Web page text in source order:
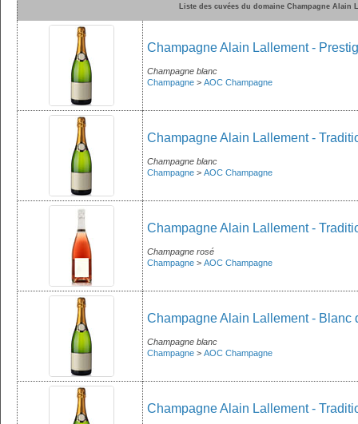
Liste des cuvées du domaine Champagne Alain
Champagne Alain Lallement -
Champagne blanc
Champagne > AOC Champagne
Champagne Alain Lallement -
Champagne blanc
Champagne > AOC Champagne
Champagne Alain Lallement -
Champagne rosé
Champagne > AOC Champagne
Champagne Alain Lallement - Blanc
Champagne blanc
Champagne > AOC Champagne
Champagne Alain Lallement -